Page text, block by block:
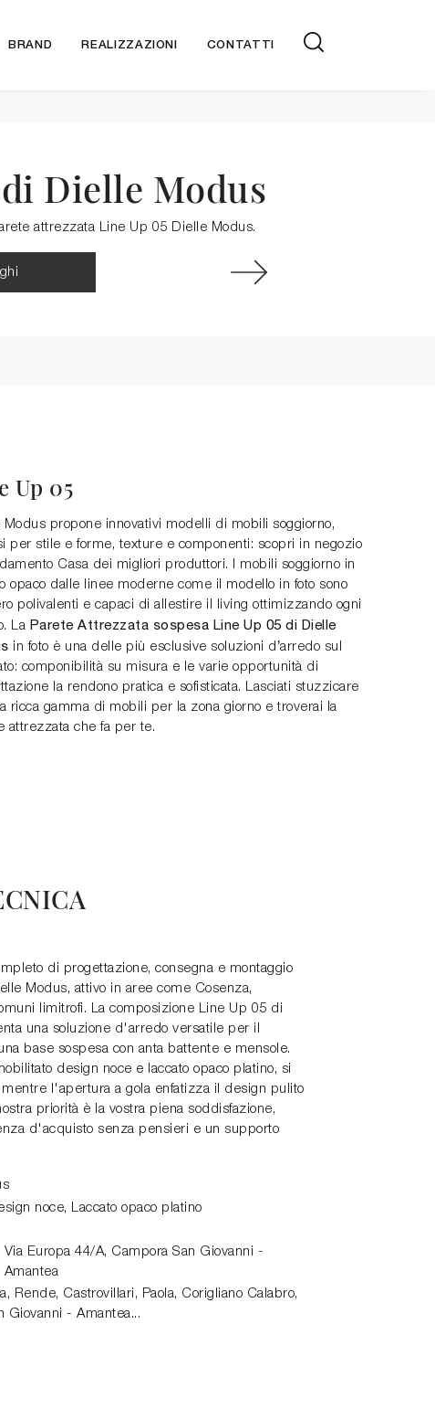
BRAND REALIZZAZIONI CONTATTI
Dielle Modus
attrezzata Line Up 05 Dielle Modus.
Up 05
Modus propone innovativi modelli di mobili soggiorno,
per stile e forme, texture e componenti: scopri in negozio
Casa dei migliori produttori. I mobili soggiorno in
opaco dalle linee moderne come il modello in foto sono
polivalenti e capaci di allestire il living ottimizzando ogni
La Parete Attrezzata sospesa Line Up 05 di Dielle
in foto è una delle più esclusive soluzioni d’arredo sul
componibilità su misura e le varie opportunità di
la rendono pratica e sofisticata. Lasciati stuzzicare
ricca gamma di mobili per la zona giorno e troverai la
attrezzata che fa per te.
di progettazione, consegna e montaggio
Modus, attivo in aree come Cosenza,
limitrofi. La composizione Line Up 05 di
una soluzione d'arredo versatile per il
base sospesa con anta battente e mensole.
design noce e laccato opaco platino, si
l'apertura a gola enfatizza il design pulito
priorità è la vostra piena soddisfazione,
d'acquisto senza pensieri e un supporto
noce, Laccato opaco platino
Via Europa 44/A, Campora San Giovanni -
Amantea
Rende, Castrovillari, Paola, Corigliano Calabro,
Giovanni - Amantea...